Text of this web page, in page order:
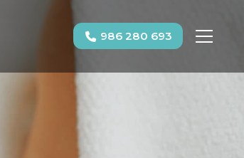
986 280 693